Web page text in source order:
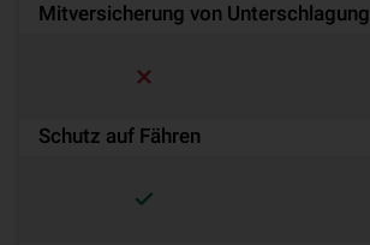
Mit­ver­si­che­rung von Unterschlagung
Schutz auf Fähren